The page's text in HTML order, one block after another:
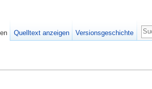
Quelltext anzeigen Versionsgeschichte